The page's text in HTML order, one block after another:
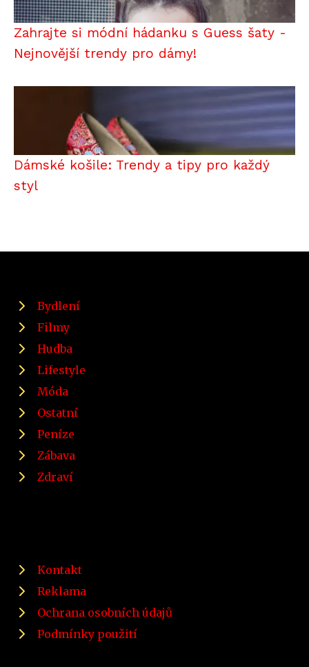
Zahrajte si módní hádanku s Guess šaty -
Nejnovější trendy pro dámy!
Dámské košile: Trendy a tipy pro každý
styl
Bydlení
Filmy
Hudba
Lifestyle
Móda
Ostatní
Peníze
Zábava
Zdraví
Kontakt
Reklama
Ochrana osobních údajů
Podmínky použití